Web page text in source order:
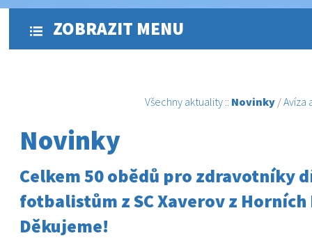
ZOBRAZIT MENU
Všechny aktuality :: Novinky /Avíza
Novinky
Celkem 50 obědů pro zdravotníky
fotbalistům z SC Xaverov z
Děkujeme!